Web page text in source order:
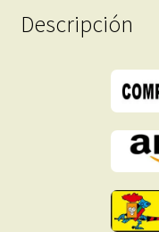
-Descripción